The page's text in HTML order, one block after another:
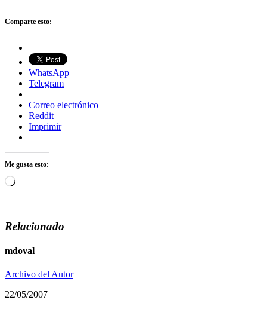
Comparte esto:
WhatsApp
Telegram
Correo electrónico
Reddit
Imprimir
Me gusta esto:
Cargando...
Relacionado
mdoval
Archivo del Autor
22/05/2007